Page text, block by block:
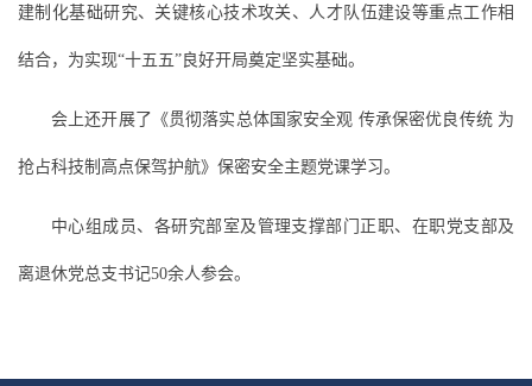
建制化基础研究、关键核心技术攻关、人才队伍建设等重点工作相
结合，为实现“十五五”良好开局奠定坚实基础。
会上还开展了《贯彻落实总体国家安全观 传承保密优良传统 为
抢占科技制高点保驾护航》保密安全主题党课学习。
中心组成员、各研究部室及管理支撑部门正职、在职党支部及
离退休党总支书记50余人参会。